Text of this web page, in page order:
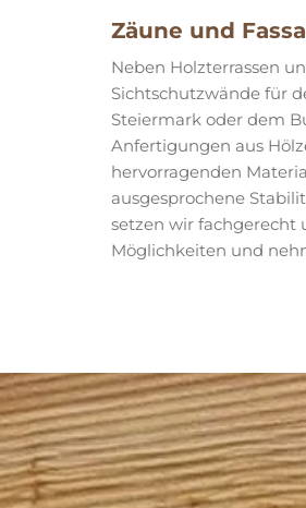
Zäune und
Neben Holzterrassen
Sichtschutzwände für
Steiermark oder dem
Anfertigungen aus
hervorragenden
ausgesprochene
setzen wir fachgerecht
Möglichkeiten und